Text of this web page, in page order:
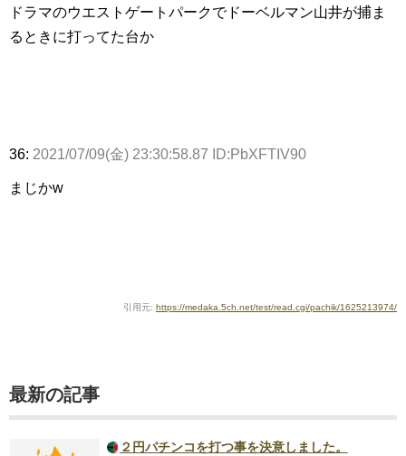
ドラマのウエストゲートパークでドーベルマン山井が捕ま
るときに打ってた台か
36: 2021/07/09(金) 23:30:58.87 ID:PbXFTIV90
まじかw
引用元: https://medaka.5ch.net/test/read.cgi/pachik/1625213974/
最新の記事
２円パチンコを打つ事を決意しました。